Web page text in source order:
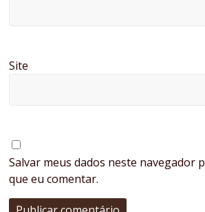
Site
Salvar meus dados neste navegador
que eu comentar.